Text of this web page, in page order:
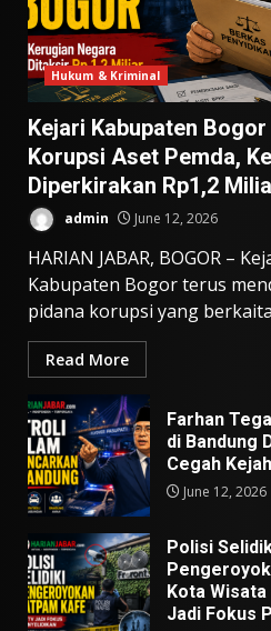
Hukum & Kriminal
Kejari Kabupaten
Korupsi Aset Pemda,
Diperkirakan Rp1,2
admin June 12, 2026
HARIAN JABAR, BOGOR –
Kabupaten Bogor terus
pidana korupsi yang
Read More
Farhan
di Bandung
Cegah
June 12, 2026
Polisi
Kota
Jadi Fokus